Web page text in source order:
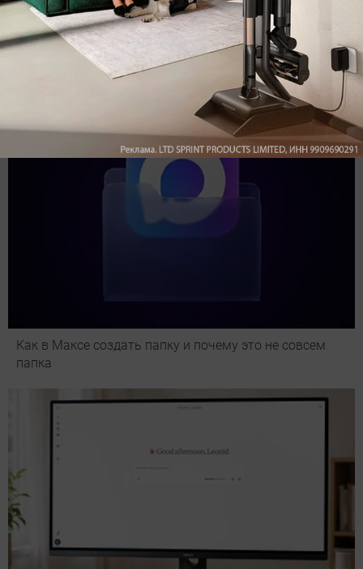
Подпишись на наш канал в мессенджере МАХ
Как в Максе создать папку и почему это не совсем
папка